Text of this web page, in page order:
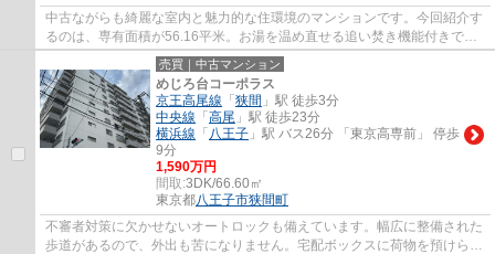
中古ながらも綺麗な室内と魅力的な住環境のマンションです。今回紹介す
るのは、専有面積が56.16平米。お湯を温め直せる追い焚き機能付きで
す。こちらは11階建ての建物です。不動産のこ...
売買｜中古マンション
めじろ台コーポラス
京王高尾線 「 狭間 」駅 徒歩3分
中央線 「 高尾 」駅 徒歩23分
横浜線 「 八王子 」駅 バス26分 「東京高専前」 停歩
9分
1,590万円
間取:3DK/66.60㎡
東京都八王子市狭間町
不審者対策に欠かせないオートロックも備えています。幅広に整備された
歩道があるので、外出も苦になりません。宅配ボックスに荷物を預けられ